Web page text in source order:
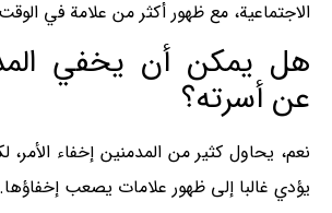
الاجتماعية، مع ظهور أكثر من علامة في
هل يمكن أن يخفي
عن أسرته؟
نعم، يحاول كثير من المدمنين إخفاء الأمر،
يؤدي غالبا إلى ظهور علامات يصعب إخفاؤها.